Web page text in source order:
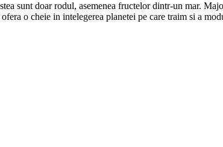
sunt doar rodul, asemenea fructelor dintr-un mar.
o cheie in intelegerea planetei pe care traim si a